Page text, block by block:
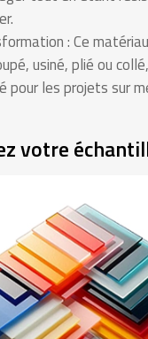
: Ce
usiné, plié ou
pour les projets sur
votre